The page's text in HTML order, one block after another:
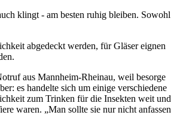
klingt - am besten ruhig bleiben. Sowohl
abgedeckt werden, für Gläser eignen
aus Mannheim-Rheinau, weil besorge
es handelte sich um einige verschiedene
zum Trinken für die Insekten weit und
waren. „Man sollte sie nur nicht anfassen